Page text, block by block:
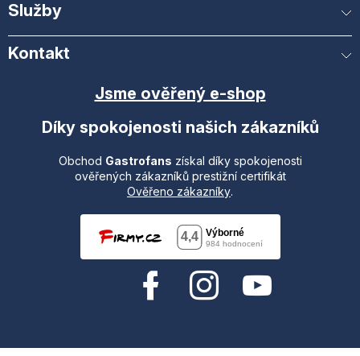
Služby
Kontakt
Jsme ověřený e-shop
Díky spokojenosti našich zákazníků
Obchod Gastrofans získal díky spokojenosti
ověřených zákazníků prestižní certifikát
Ověřeno zákazníky.